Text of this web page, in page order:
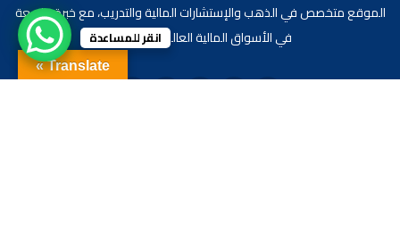
الموقع متخصص في الذهب والإستشارات المالية والتدريب، مع خبرة واسعة
في الأسواق المالية العالمية والعربية.
Translate »
انقر للمساعدة